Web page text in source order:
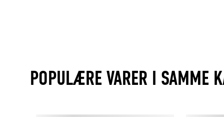
POPULÆRE VARER I SAMME